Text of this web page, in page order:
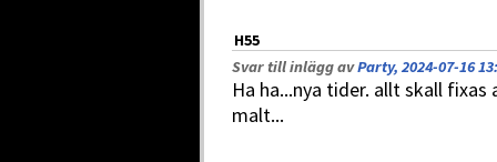
H55
Svar till inlägg avParty, 2024-07-16
Ha ha...nya tider. allt skall fixas
malt...